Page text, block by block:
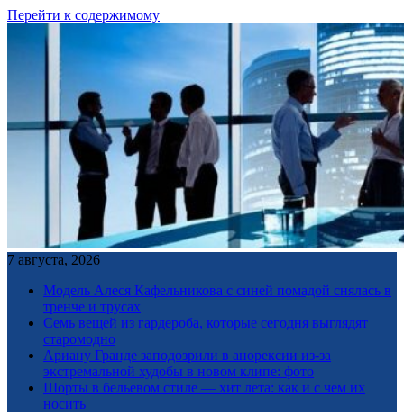
Перейти к содержимому
7 августа, 2026
Модель Алеся Кафельникова с синей помадой снялась в
тренче и трусах
Семь вещей из гардероба, которые сегодня выглядят
старомодно
Ариану Гранде заподозрили в анорексии из-за
экстремальной худобы в новом клипе: фото
Шорты в бельевом стиле — хит лета: как и с чем их
носить